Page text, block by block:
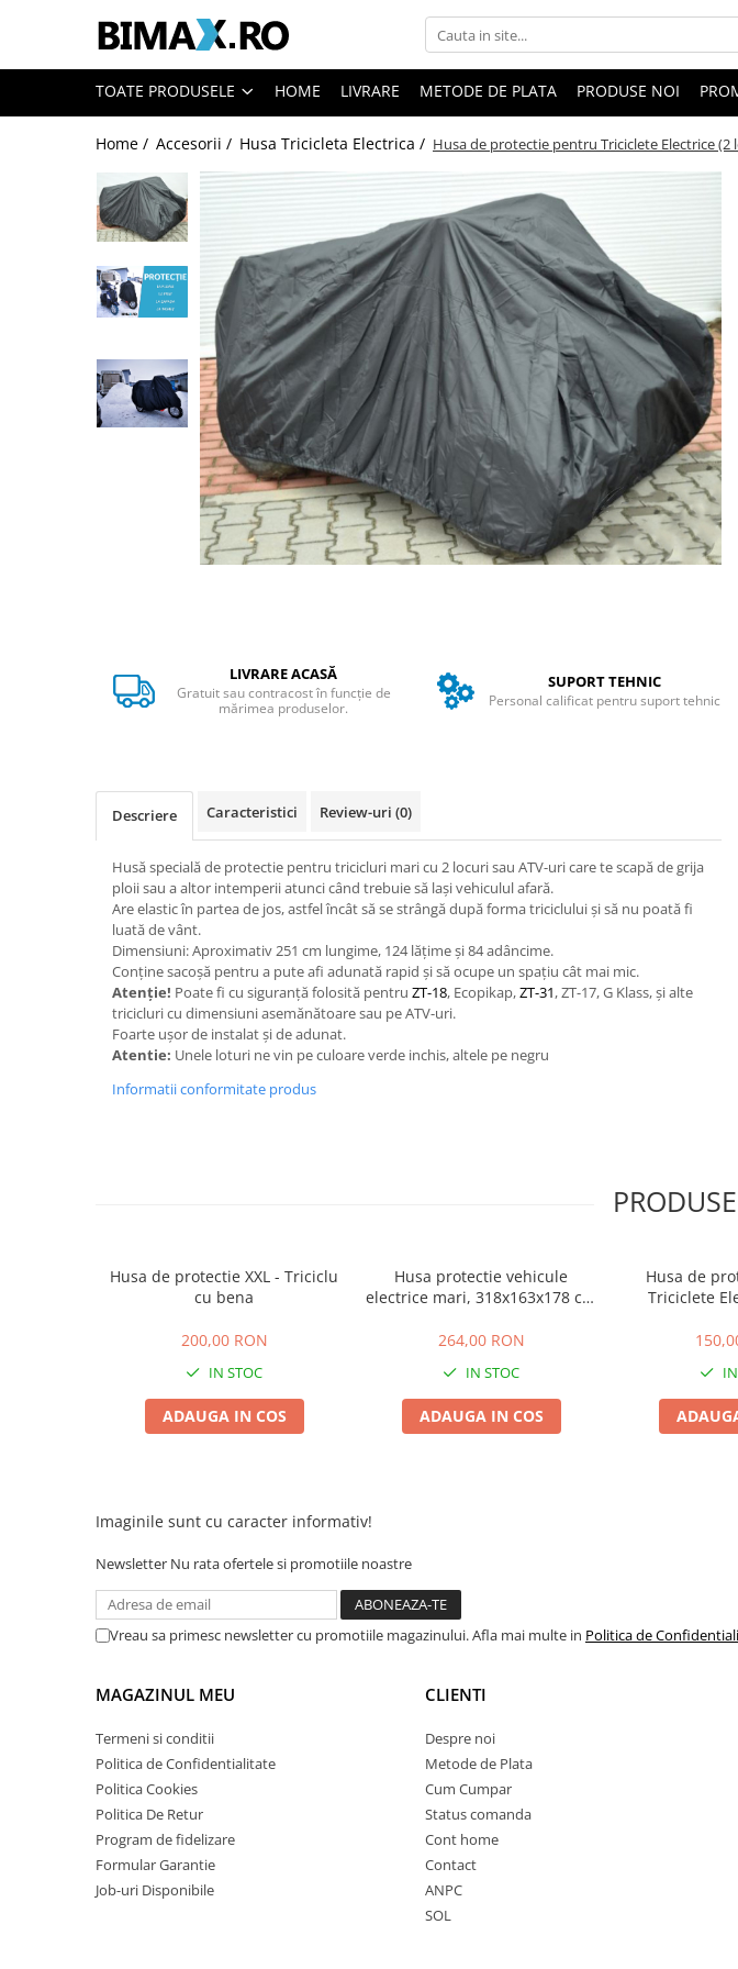
Toate Produsele
Triciclete Electrice
➔ Cu 2 Locuri
➔ Acoperita
➔ Adulti - Fara permis
➔ Adulti - 2 Locuri
➔ Adulti - cu Cabina
➔ Cu Cabina
➔ Cu Cabina fara Permis
➔ Cu Remorca Fara Permis
➔ Jinpeng/AMR
PIESE DE SCHIMB
Toate accesoriile la Triciclete
Masini Electrice
Scutere Electrice
PIESE DE SCHIMB
TOATE PRODUSELE HOME LIVRARE METODE DE PLATA PRODUSE NOI
Home / Accesorii / Husa Tricicleta Electrica / Husa de protectie pentru Triciclete Electrice (2
LIVRARE ACASĂ
Gratuit sau contracost în funcție de
mărimea produselor.
SUPORT TEHNIC
Personal calificat pentru suport tehnic
Descriere Caracteristici Review-uri (0)
Husă specială de protectie pentru tricicluri mari cu 2 locuri sau ATV-uri care te scapă de grija
ploii sau a altor intemperii atunci când trebuie să lași vehiculul afară.
Are elastic în partea de jos, astfel încât să se strângă după forma triciclului și să nu poată fi
luată de vânt.
Dimensiuni: Aproximativ 251 cm lungime, 124 lățime și 84 adâncime.
Conține sacoșă pentru a pute afi adunată rapid și să ocupe un spațiu cât mai mic.
Atenție! Poate fi cu siguranță folosită pentru ZT-18, Ecopikap,ZT-31, ZT-17, G Klass, și alte
tricicluri cu dimensiuni asemănătoare sau pe ATV-uri.
Foarte ușor de instalat și de adunat.
Atentie: Unele loturi ne vin pe culoare verde inchis, altele pe negru
Informatii conformitate produs
Husa de protectie XXL - Triciclu
cu bena
200,00 RON
IN STOC
ADAUGA IN COS
Husa protectie vehicule
electrice mari, 318x163x178 cm
264,00 RON
IN STOC
ADAUGA IN COS
Husa de
Triciclete
Imaginile sunt cu caracter informativ!
Newsletter Nu rata ofertele si promotiile noastre
Vreau sa primesc newsletter cu promotiile magazinului. Afla mai multe in Politica de
MAGAZINUL MEU
Termeni si conditii
Politica de Confidentialitate
Politica Cookies
Politica De Retur
Program de fidelizare
Formular Garantie
Job-uri Disponibile
CLIENTI
Despre noi
Metode de Plata
Cum Cumpar
Status comanda
Cont home
Contact
ANPC
SOL